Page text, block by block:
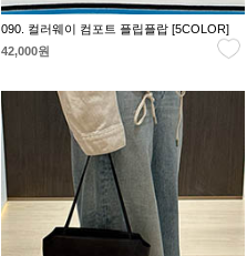
090. 컬러웨이 컴포트 플립플랍 [5COLOR]
42,000원